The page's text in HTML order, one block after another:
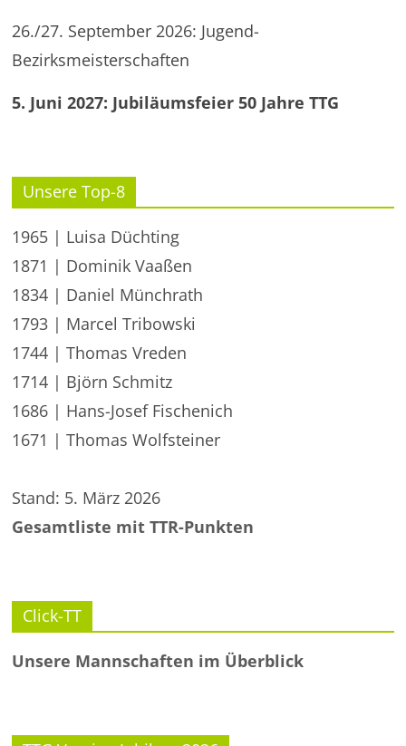
26./27. September 2026: Jugend-
Bezirksmeisterschaften
5. Juni 2027: Jubiläumsfeier 50 Jahre TTG
Unsere Top-8
1965 | Luisa Düchting
1871 | Dominik Vaaßen
1834 | Daniel Münchrath
1793 | Marcel Tribowski
1744 | Thomas Vreden
1714 | Björn Schmitz
1686 | Hans-Josef Fischenich
1671 | Thomas Wolfsteiner
Stand: 5. März 2026
Gesamtliste mit TTR-Punkten
Click-TT
Unsere Mannschaften im Überblick